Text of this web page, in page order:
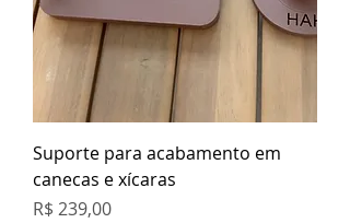
Suporte para acabamento em
canecas e xícaras
Preço
R$ 239,00